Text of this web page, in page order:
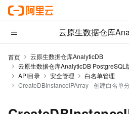
云原生数据仓库
首页
云原生数据仓库AnalyticDB
云原生数据仓库AnalyticDB PostgreSQL
API目录
安全管理
白名单管理
CreateDBInstanceIPArray - 创建白名单